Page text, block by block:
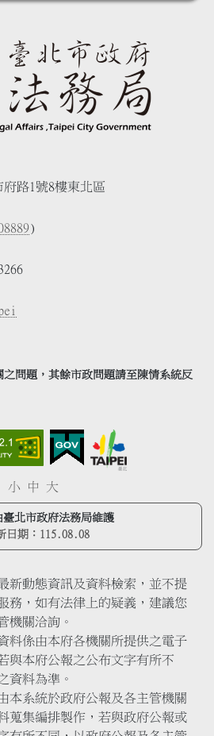
路1號8樓東北區
)
問題，其餘市政問題請至陳情系統反
小 中 大
臺北市政府法務局維護
日期： 115.08.08
新動態資訊及資料檢索，並不提
務，如有法律上的疑義，建議您
機關洽詢。
料係由本府各機關所提供之電子
與本府公報之公布文字有所不
資料為準。
本系統於政府公報及各主管機關
蒐集編排製作，若與政府公報或